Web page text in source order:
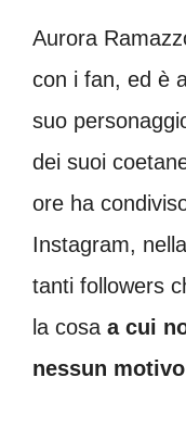
Aurora
con i fan, ed è
suo
dei suoi
ore ha
Instagram,
tanti followers
la cosa a cui
nessun